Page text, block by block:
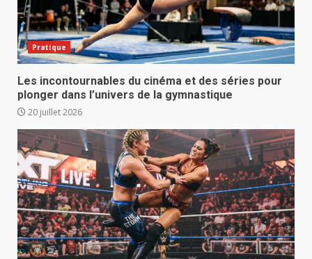
Pratique
Les incontournables du cinéma et des séries pour
plonger dans l’univers de la gymnastique
20 juillet 2026